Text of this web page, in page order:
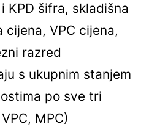
KPD šifra, skladišna
cijena, VPC cijena,
razred
s ukupnim stanjem
po sve tri
MPC)